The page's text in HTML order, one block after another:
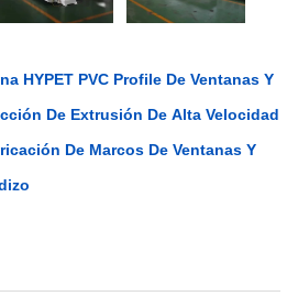
HYPET PVC Profile De Ventanas Y
De Extrusión De Alta Velocidad
De Marcos De Ventanas Y